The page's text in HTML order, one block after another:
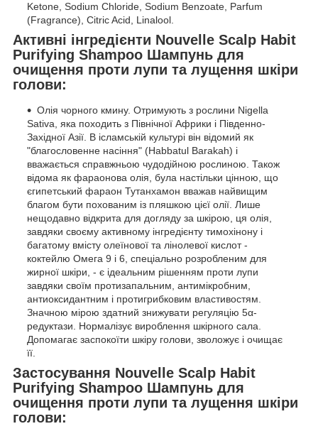
Ketone, Sodium Chloride, Sodium Benzoate, Parfum
(Fragrance), Citric Acid, Linalool.
Активні інгредієнти Nouvelle Scalp Habit
Purifying Shampoo Шампунь для
очищення проти лупи та лущення шкіри
голови:
Олія чорного кмину. Отримують з рослини Nigella
Sativa, яка походить з Північної Африки і Південно-
Західної Азії. В ісламській культурі він відомий як
"благословенне насіння" (Habbatul Barakah) і
вважається справжньою чудодійною рослиною. Також
відома як фараонова олія, була настільки цінною, що
єгипетський фараон Тутанхамон вважав найвищим
благом бути похованим із пляшкою цієї олії. Лише
нещодавно відкрита для догляду за шкірою, ця олія,
завдяки своєму активному інгредієнту тимохінону і
багатому вмісту олеїнової та лінолевої кислот -
коктейлю Омега 9 і 6, спеціально розробленим для
жирної шкіри, - є ідеальним рішенням проти лупи
завдяки своїм протизапальним, антимікробним,
антиоксидантним і протигрибковим властивостям.
Значною мірою здатний знижувати регуляцію 5α-
редуктази. Нормалізує вироблення шкірного сала.
Допомагає заспокоїти шкіру голови, зволожує і очищає
її.
Застосування Nouvelle Scalp Habit
Purifying Shampoo Шампунь для
очищення проти лупи та лущення шкіри
голови: